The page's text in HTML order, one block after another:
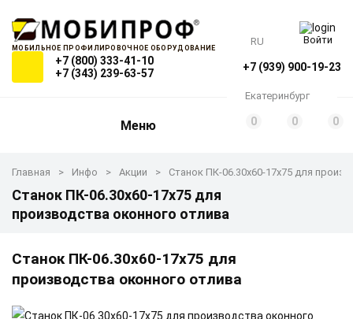
МОБИЛЬНОЕ ПРОФИЛИРОВОЧНОЕ ОБОРУДОВАНИЕ
+7 (800) 333-41-10
+7 (343) 239-63-57
+7 (939) 900-19-23
RU Войти
Екатеринбург
Меню 0 0 0
Главная Инфо Акции Станок ПК-06.30х60-17x75 для
Станок ПК-06.30х60-17x75 для
производства оконного отлива
Станок ПК-06.30х60-17x75 для
производства оконного отлива